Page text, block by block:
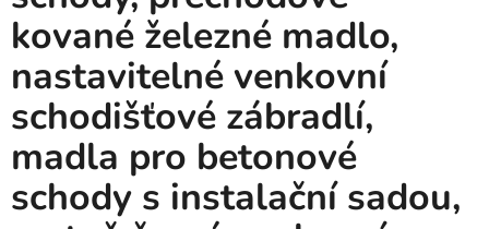
kované železné madlo,
nastavitelné venkovní
schodišťové zábradlí,
madla pro betonové
schody s instalační sadou,